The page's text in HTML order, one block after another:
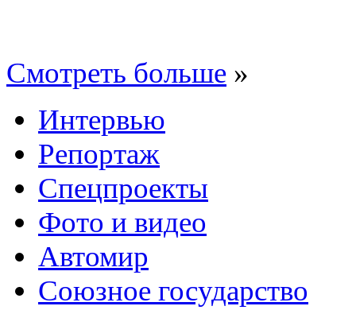
Смотреть больше »
Интервью
Репортаж
Спецпроекты
Фото и видео
Автомир
Союзное государство